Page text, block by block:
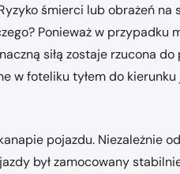
śmierci lub obrażeń
Ponieważ w przypadku
siłą zostaje rzucona
w foteliku tyłem do
pojazdu. Niezależnie
był zamocowany